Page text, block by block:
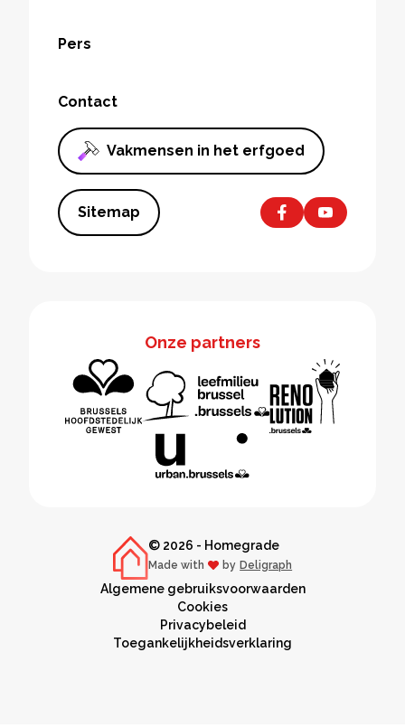
Pers
Contact
Vakmensen in het erfgoed
Sitemap
Onze partners
© 2026 - Homegrade
Made with love
by Deligraph
Algemene gebruiksvoorwaarden
Cookies
Privacybeleid
Toegankelijkheidsverklaring